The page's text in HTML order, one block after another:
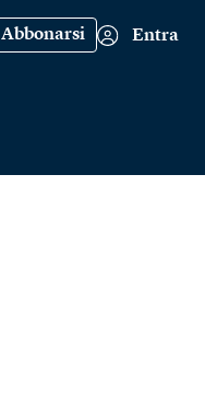
Abbonarsi Entra